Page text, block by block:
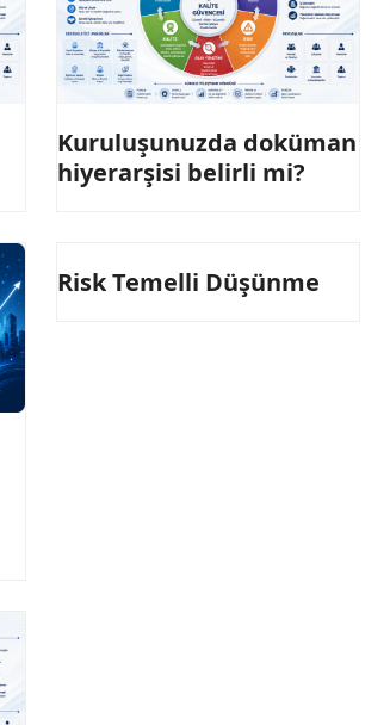
Kuruluşunuzda doküman
hiyerarşisi belirli mi?
Risk Temelli Düşünme